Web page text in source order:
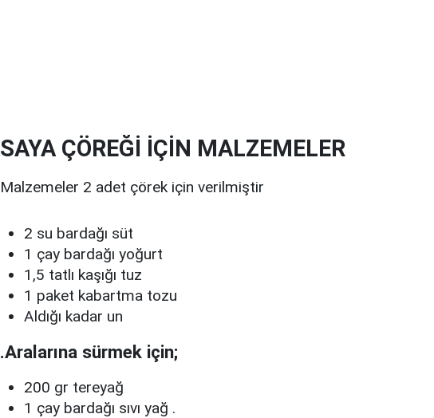
SAYA ÇÖREĞİ İÇİN MALZEMELER
Malzemeler 2 adet çörek için verilmiştir
2 su bardağı süt
1 çay bardağı yoğurt
1,5 tatlı kaşığı tuz
1 paket kabartma tozu
Aldığı kadar un
.Aralarına sürmek için;
200 gr tereyağ
1 çay bardağı sıvı yağ .